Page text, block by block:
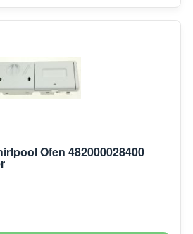
Ofen 482000028400